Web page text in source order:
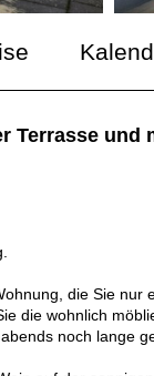
und
die Sie nur
die wohnlich
noch lange